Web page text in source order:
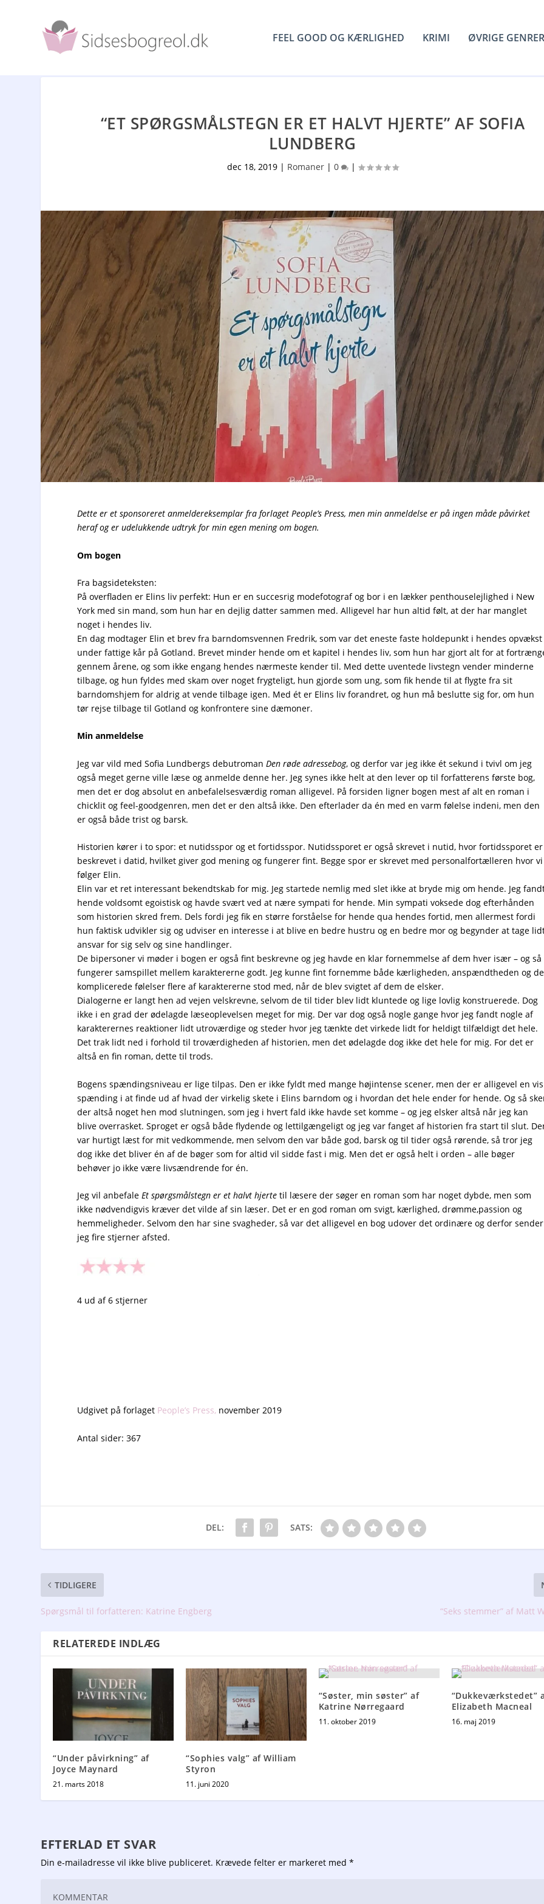
FEEL GOOD OG KÆRLIGHED KRIMI ØVRIGE GENRER
“ET SPØRGSMÅLSTEGN ER ET HALVT HJERTE” AF SOFIA
LUNDBERG
dec 18, 2019| Romaner| 0 |
Dette er et sponsoreret anmeldereksemplar fra forlaget People’s Press, men min anmeldelse er på ingen måde påvirket
heraf og er udelukkende udtryk for min egen mening om bogen.
Om bogen
Fra bagsideteksten:
På overfladen er Elins liv perfekt: Hun er en succesrig modefotograf og bor i en lækker penthouselejlighed i New
York med sin mand, som hun har en dejlig datter sammen med. Alligevel har hun altid følt, at der har manglet
noget i hendes liv.
En dag modtager Elin et brev fra barndomsvennen Fredrik, som var det eneste faste holdepunkt i hendes opvækst
under fattige kår på Gotland. Brevet minder hende om et kapitel i hendes liv, som hun har gjort alt for at
gennem årene, og som ikke engang hendes nærmeste kender til. Med dette uventede livstegn vender minderne
tilbage, og hun fyldes med skam over noget frygteligt, hun gjorde som ung, som fik hende til at flygte fra sit
barndomshjem for aldrig at vende tilbage igen. Med ét er Elins liv forandret, og hun må beslutte sig for, om hun
tør rejse tilbage til Gotland og konfrontere sine dæmoner.
Min anmeldelse
Jeg var vild med Sofia Lundbergs debutromanDen røde adressebog, og derfor var jeg ikke ét sekund i tvivl om jeg
også meget gerne ville læse og anmelde denne her. Jeg synes ikke helt at den lever op til forfatterens første bog,
men det er dog absolut en anbefalelsesværdig roman alligevel. På forsiden ligner bogen mest af alt en roman i
chicklit og feel-goodgenren, men det er den altså ikke. Den efterlader da én med en varm følelse indeni, men den
er også både trist og barsk.
Historien kører i to spor: et nutidsspor og et fortidsspor. Nutidssporet er også skrevet i nutid, hvor fortidssporet er
beskrevet i datid, hvilket giver god mening og fungerer fint. Begge spor er skrevet med personalfortælleren hvor vi
følger Elin.
Elin var et ret interessant bekendtskab for mig. Jeg startede nemlig med slet ikke at bryde mig om hende. Jeg
hende voldsomt egoistisk og havde svært ved at nære sympati for hende. Min sympati voksede dog efterhånden
som historien skred frem. Dels fordi jeg fik en større forståelse for hende qua hendes fortid, men allermest fordi
hun faktisk udvikler sig og udviser en interesse i at blive en bedre hustru og en bedre mor og begynder at tage
ansvar for sig selv og sine handlinger.
De bipersoner vi møder i bogen er også fint beskrevne og jeg havde en klar fornemmelse af dem hver især – og så
fungerer samspillet mellem karaktererne godt. Jeg kunne fint fornemme både kærligheden, anspændtheden og de
komplicerede følelser flere af karaktererne stod med, når de blev svigtet af dem de elsker.
Dialogerne er langt hen ad vejen velskrevne, selvom de til tider blev lidt kluntede og lige lovlig konstruerede. Dog
ikke i en grad der ødelagde læseoplevelsen meget for mig. Der var dog også nogle gange hvor jeg fandt nogle af
karakterernes reaktioner lidt utroværdige og steder hvor jeg tænkte det virkede lidt for heldigt tilfældigt det hele.
Det trak lidt ned i forhold til troværdigheden af historien, men det ødelagde dog ikke det hele for mig. For det er
altså en fin roman, dette til trods.
Bogens spændingsniveau er lige tilpas. Den er ikke fyldt med mange højintense scener, men der er alligevel en vis
spænding i at finde ud af hvad der virkelig skete i Elins barndom og i hvordan det hele ender for hende. Og så
der altså noget hen mod slutningen, som jeg i hvert fald ikke havde set komme – og jeg elsker altså når jeg kan
blive overrasket. Sproget er også både flydende og lettilgængeligt og jeg var fanget af historien fra start til slut.
var hurtigt læst for mit vedkommende, men selvom den var både god, barsk og til tider også rørende, så tror jeg
dog ikke det bliver én af de bøger som for altid vil sidde fast i mig. Men det er også helt i orden – alle bøger
behøver jo ikke være livsændrende for én.
Jeg vil anbefaleEt spørgsmålstegn er et halvt hjertetil læsere der søger en roman som har noget dybde, men som
ikke nødvendigvis kræver det vilde af sin læser. Det er en god roman om svigt, kærlighed, drømme,passion og
hemmeligheder. Selvom den har sine svagheder, så var det alligevel en bog udover det ordinære og derfor sender
jeg fire stjerner afsted.
4 ud af 6 stjerner
Udgivet på forlaget People’s Press, november 2019
Antal sider: 367
DEL: SATS:
TIDLIGERE
Spørgsmål til forfatteren: Katrine Engberg “Seks stemmer” af Matt
RELATEREDE INDLÆG
“Under påvirkning” af
Joyce Maynard
21. marts 2018
“Sophies valg” af William
Styron
11. juni 2020
“Søster, min søster” af
Katrine Nørregaard
11. oktober 2019
“Dukkeværkstedet”
Elizabeth Macneal
16. maj 2019
EFTERLAD ET SVAR
Din e-mailadresse vil ikke blive publiceret. Krævede felter er markeret med*